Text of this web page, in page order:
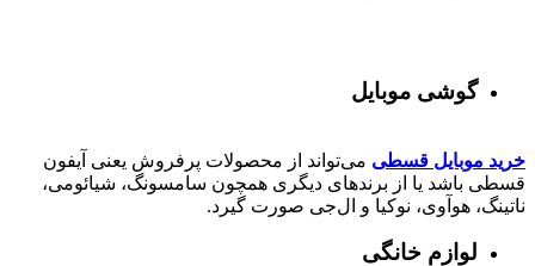
گوشی موبایل
خرید موبایل قسطی می‌تواند از محصولات پرفروش یعنی آیفون
قسطی باشد یا از برندهای دیگری همچون سامسونگ، شیائومی،
ناتینگ، هوآوی، نوکیا و ال‌جی صورت گیرد.
لوازم خانگی